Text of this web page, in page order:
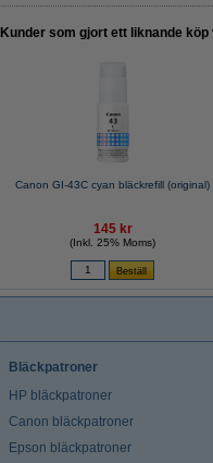
Kunder som gjort ett liknande
Canon GI-43C cyan bläckrefill (original)
145 kr
(Inkl. 25% Moms)
Bläckpatroner
HP bläckpatroner
Canon bläckpatroner
Epson bläckpatroner